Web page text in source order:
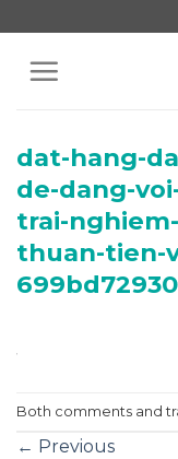
to
content
dat-hang-
de-dang-
trai-
thuan-tien-
Both comments and
← Previous